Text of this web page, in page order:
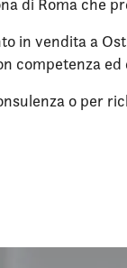
di Roma che
in vendita a
competenza ed
o per